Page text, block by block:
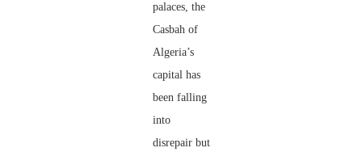
palaces, the
Casbah of
Algeria’s
capital has
been falling
into
disrepair but